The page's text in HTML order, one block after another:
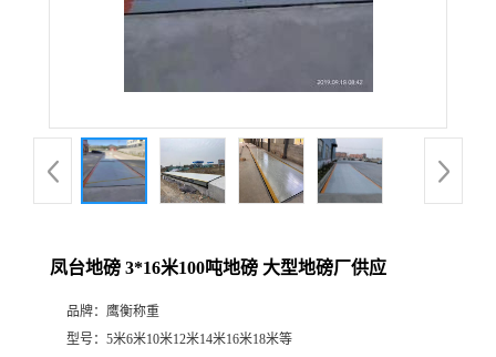
凤台地磅 3*16米100吨地磅 大型地磅厂供应
品牌： 鹰衡称重
型号： 5米6米10米12米14米16米18米等